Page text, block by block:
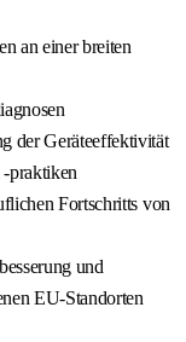
an einer breiten
der Geräteeffektivität
praktiken
Fortschritts von
und
EU-Standorten